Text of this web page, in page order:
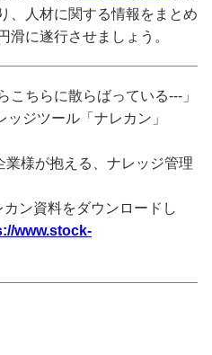
、人材に関する情報をまとめ
滑に遂行させましょう。
こちらに散らばっている---」
ッジツール「ナレカン」
業様が抱える、ナレッジ管理
ン資料をダウンロードし
www.stock-